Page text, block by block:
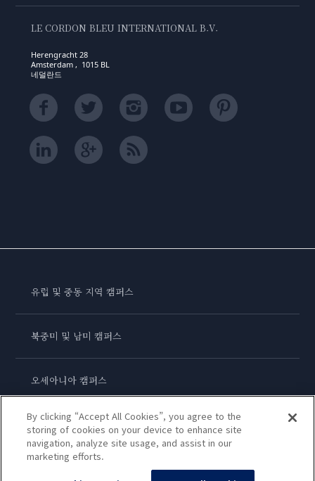
LE CORDON BLEU INTERNATIONAL B.V.
Herengracht 28
Amsterdam , 1015 BL
네덜란드
유럽 및 중동 지역 캠퍼스
북중미 및 남미 캠퍼스
오세아니아 캠퍼스
아시아 캠퍼스
By clicking “Accept All Cookies”, you agree to the
storing of cookies on your device to enhance site
navigation, analyze site usage, and assist in our
marketing efforts.